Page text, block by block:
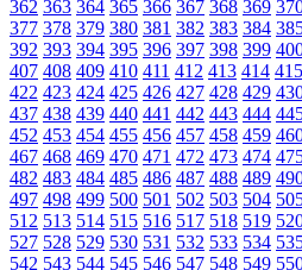
362 363 364 365 366 367 368 369
377 378 379 380 381 382 383 384
392 393 394 395 396 397 398 399
407 408 409 410 411 412 413 414 415
422 423 424 425 426 427 428 429
437 438 439 440 441 442 443 444
452 453 454 455 456 457 458 459
467 468 469 470 471 472 473 474
482 483 484 485 486 487 488 489
497 498 499 500 501 502 503 504
512 513 514 515 516 517 518 519
527 528 529 530 531 532 533 534
542 543 544 545 546 547 548 549